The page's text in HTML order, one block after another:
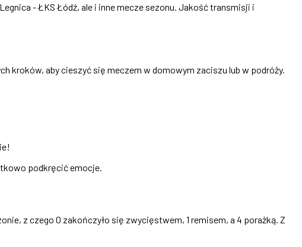
- ŁKS Łódź, ale i inne mecze sezonu. Jakość transmisji i
kroków, aby cieszyć się meczem w domowym zaciszu lub w podróży.
podkręcić emocje.
z czego 0 zakończyło się zwycięstwem, 1 remisem, a 4 porażką. Z